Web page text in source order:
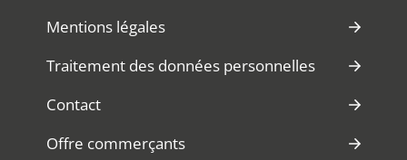
Mentions légales
Traitement des données personnelles
Contact
Offre commerçants